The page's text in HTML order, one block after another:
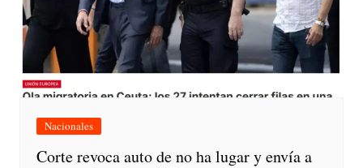
Nacionales
Corte revoca auto de no ha lugar y envía a